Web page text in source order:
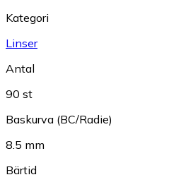
Kategori
Linser
Antal
90 st
Baskurva (BC/Radie)
8.5 mm
Bärtid